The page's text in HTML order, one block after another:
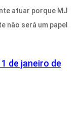
atuar porque MJ
não será um papel
de janeiro de